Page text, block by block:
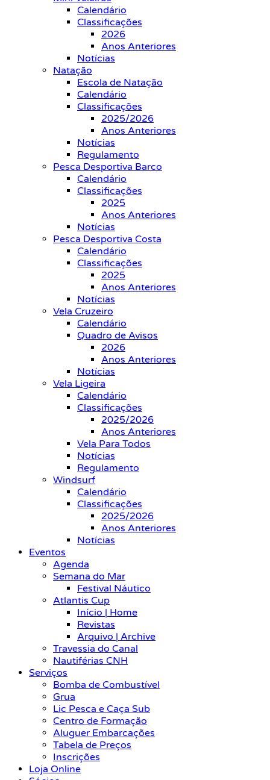
Calendário
Classificações
2026
Anos Anteriores
Notícias
Natação
Escola de Natação
Calendário
Classificações
2025/2026
Anos Anteriores
Notícias
Regulamento
Pesca Desportiva Barco
Calendário
Classificações
2025
Anos Anteriores
Notícias
Pesca Desportiva Costa
Calendário
Classificações
2025
Anos Anteriores
Notícias
Vela Cruzeiro
Calendário
Quadro de Avisos
2026
Anos Anteriores
Notícias
Vela Ligeira
Calendário
Classificações
2025/2026
Anos Anteriores
Vela Para Todos
Notícias
Regulamento
Windsurf
Calendário
Classificações
2025/2026
Anos Anteriores
Notícias
Eventos
Agenda
Semana do Mar
Festival Náutico
Atlantis Cup
Início | Home
Revistas
Arquivo | Archive
Travessia do Canal
Nautiférias CNH
Serviços
Bomba de Combustível
Grua
Lic Pesca e Caça Sub
Centro de Formação
Aluguer Embarcações
Tabela de Preços
Inscrições
Loja Online